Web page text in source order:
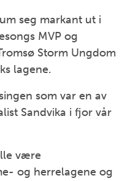
seg markant ut i
MVP og
Storm Ungdom
lagene.
som var en av
Sandvika i fjor vår
være
og herrelagene og